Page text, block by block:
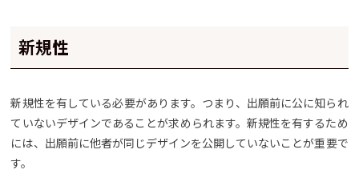
新規性
新規性を有している必要があります。つまり、出願前に公に知られ
ていないデザインであることが求められます。新規性を有するため
には、出願前に他者が同じデザインを公開していないことが重要で
す。